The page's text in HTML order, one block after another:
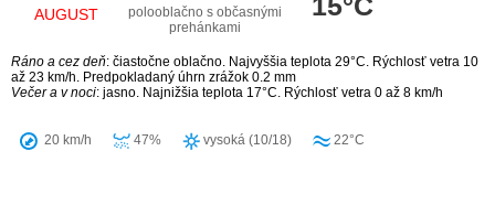
AUGUST
polooblačno s občasnými
prehánkami
Ráno a cez deň: čiastočne oblačno. Najvyššia teplota 29°C. Rýchlosť vetra 10
až 23 km/h. Predpokladaný úhrn zrážok 0.2 mm
Večer a v noci: jasno. Najnižšia teplota 17°C. Rýchlosť vetra 0 až 8 km/h
20 km/h 47% vysoká (10/18) 22°C